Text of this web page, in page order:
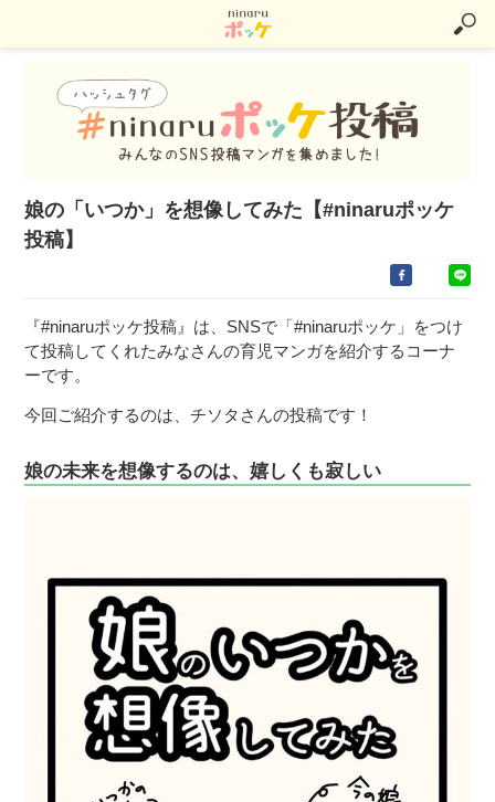
娘の「いつか」を想像してみた【#ninaruポッケ
投稿】
『#ninaruポッケ投稿』は、SNSで「#ninaruポッケ」をつけ
て投稿してくれたみなさんの育児マンガを紹介するコーナ
ーです。
今回ご紹介するのは、チソタさんの投稿です！
娘の未来を想像するのは、嬉しくも寂しい